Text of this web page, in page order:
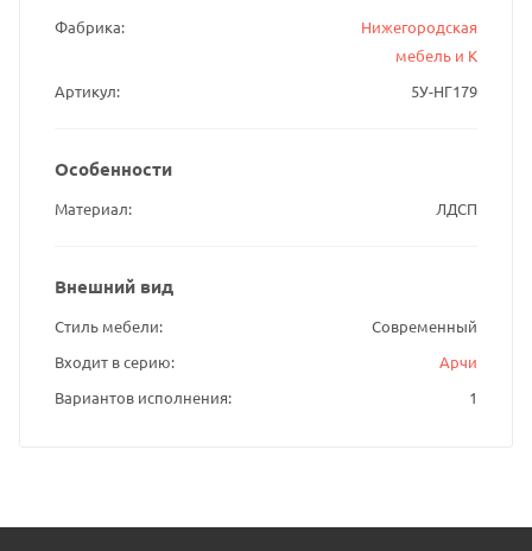
Фабрика
Нижегородская
мебель и К
Артикул
5У-НГ179
Особенности
Материал ЛДСП
Внешний вид
Стиль мебели
Современный
Входит в серию
Арчи
Вариантов исполнения
1